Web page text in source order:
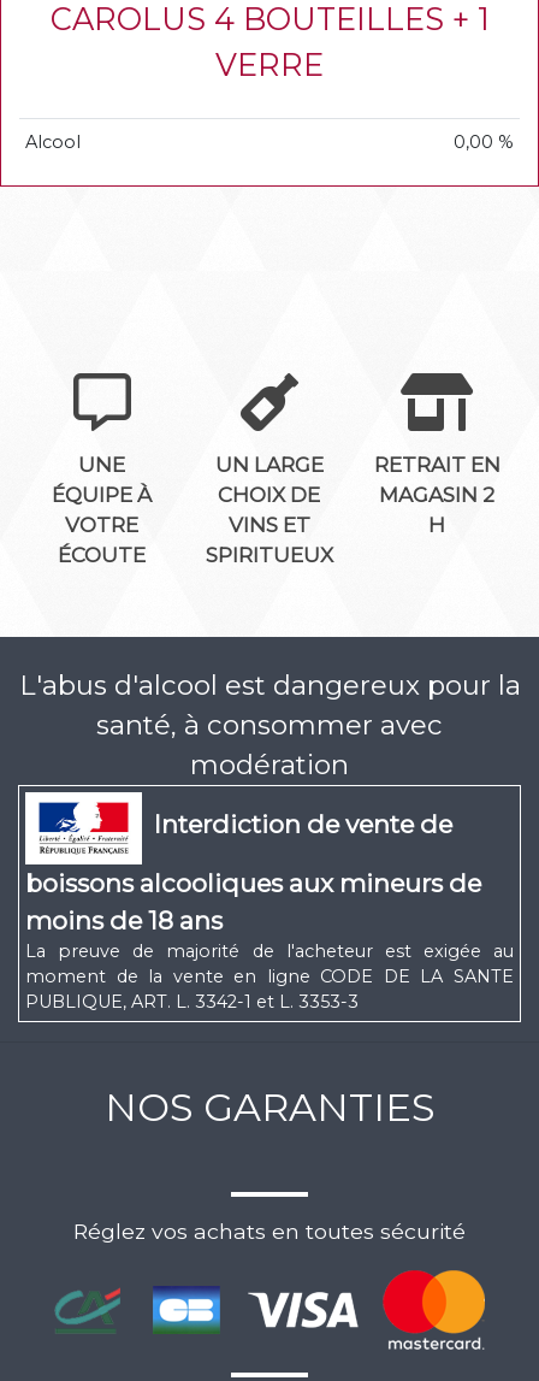
CAROLUS 4 BOUTEILLES + 1
VERRE
Alcool 0,00 %
UNE
ÉQUIPE À
VOTRE
ÉCOUTE
UN LARGE
CHOIX DE
VINS ET
SPIRITUEUX
RETRAIT EN
MAGASIN 2
H
L'abus d'alcool est dangereux pour la
santé, à consommer avec
modération
Interdiction de vente de
boissons alcooliques aux mineurs de
moins de 18 ans
La preuve de majorité de l'acheteur est exigée au
moment de la vente en ligne CODE DE LA SANTE
PUBLIQUE, ART. L. 3342-1 et L. 3353-3
NOS GARANTIES
Réglez vos achats en toutes sécurité